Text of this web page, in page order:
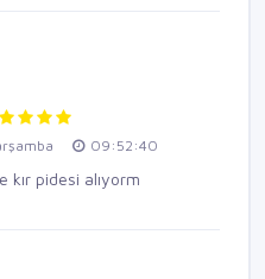
09:52:40
kır pidesi alıyorm